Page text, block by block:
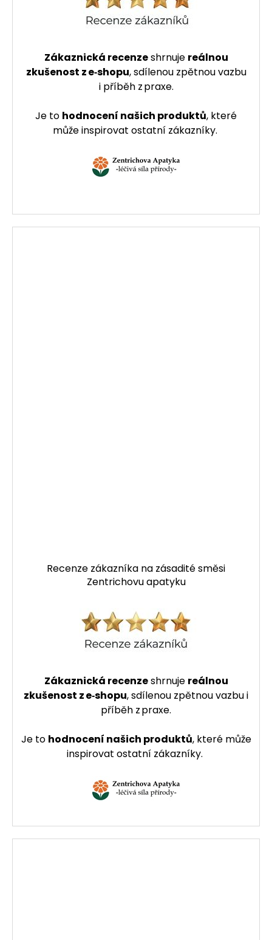
Zákaznická recenzeshrnuje reálnou
zkušenost z e‑shopu, sdílenou zpětnou vazbu
i příběh z praxe.
Je to hodnocení našich produktů, které
může inspirovat ostatní zákazníky.
Recenze zákazníka na zásadité směsi
Zentrichovu apatyku
Zákaznická recenzeshrnuje reálnou
zkušenost z e‑shopu, sdílenou zpětnou vazbu i
příběh z praxe.
Je to hodnocení našich produktů, které může
inspirovat ostatní zákazníky.